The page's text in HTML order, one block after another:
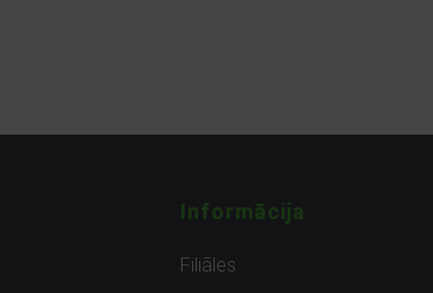
Informācija
Filiāles